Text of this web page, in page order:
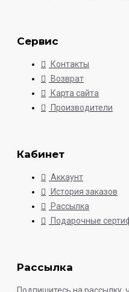
Сервис
Контакты
Возврат
Карта сайта
Производители
Кабинет
Аккаунт
История заказов
Рассылка
Подарочные
Рассылка